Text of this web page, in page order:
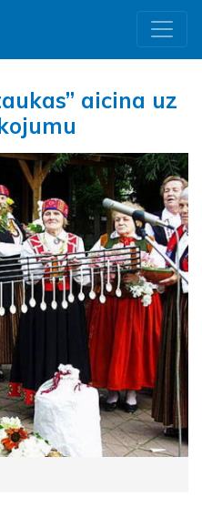
aicina uz